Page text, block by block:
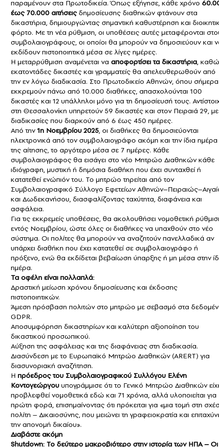
παραμένουν στα Πρωτοδικεία. Όπως εξήγησε, κάθε χρόνο
έως 70.000 αιτήσειςδημοσίευσης διαθηκών φτάνουν στα
δικαστήρια, δημιουργώντας σημαντική καθυστέρηση και
φόρτο. Με τη νέα ρύθμιση, οι υποθέσεις αυτές μεταφέρονται
συμβολαιογράφους, οι οποίοι θα μπορούν να δημοσιεύουν και
εκδίδουν πιστοποιητικά μέσα σε λίγες ημέρες.
Η μεταρρύθμιση αναμένεται να αποφορτίσει τα δικαστήρια,
εκατοντάδες δικαστές και γραμματείς θα απελευθερωθούν από
την εν λόγω διαδικασία. Στο Πρωτοδικείο Αθηνών, όπου σήμερα
εκκρεμούν πάνω από 10.000 διαθήκες, απασχολούνται 100
δικαστές και 12 υπάλληλοι μόνο για τη δημοσίευσή τους.
στη Θεσσαλονίκη υπηρετούν 59 δικαστές και στον Πειραιά 29, με
διαδικασίες που διαρκούν από 6 έως 450 ημέρες.
Από την1η Νοεμβρίου 2025, οι διαθήκες θα δημοσιεύονται
ηλεκτρονικά από τον συμβολαιογράφο ακόμη και την ίδια ημέρα
της αίτησης, το αργότερο μέσα σε 7 ημέρες. Κάθε
συμβολαιογράφος θα εισάγει στο νέο Μητρώο Διαθηκών κάθε
ιδιόγραφη, μυστική ή δημόσια διαθήκη που έχει συνταχθεί ή
κατατεθεί ενώπιόν του. Το μητρώο τηρείται από τον
Συμβολαιογραφικό Σύλλογο Εφετείων
και Δωδεκανήσου, διασφαλίζοντας ταχύτητα, διαφάνεια και
ασφάλεια.
Για τις εκκρεμείς υποθέσεις, θα ακολουθήσει νομοθετική
εντός Νοεμβρίου, ώστε όλες οι διαθήκες να υπαχθούν στο νέο
σύστημα. Οι πολίτες θα μπορούν να αναζητούν πανελλαδικά αν
υπάρχει διαθήκη που έχει κατατεθεί σε συμβολαιογράφο ή
πρόξενο, ενώ θα εκδίδεται βεβαίωση ύπαρξης ή μη μέσα στην
ημέρα.
Τα οφέλη είναι πολλαπλά:
Δραστική μείωση χρόνου δημοσίευσης και έκδοσης
πιστοποιητικών.
Άμεση πρόσβαση πολιτών στο μητρώο με σεβασμό στα
GDPR.
Αποσυμφόρηση δικαστηρίων και καλύτερη αξιοποίηση του
δικαστικού προσωπικού.
Αύξηση της ασφάλειας και της διαφάνειας στη διαδικασία.
Διασύνδεση με το Ευρωπαϊκό Μητρώο Διαθηκών (ARERT) για
διασυνοριακή αναζήτηση.
Η πρόεδρος του Συμβολαιογραφικού Συλλόγου Ελένη
Κοντογεώργου υπογράμμισε ότι το Γενικό Μητρώο Διαθηκών
προβλεφθεί νομοθετικά εδώ και 71 χρόνια, αλλά υλοποιείται για
πρώτη φορά, επισημαίνοντας ότι πρόκειται για «μια τομή στη
πολίτη – Δικαιοσύνης, που μειώνει τη γραφειοκρατία και
την απονομή δικαίου».
Διαβάστε ακόμη
Shutdown: Το δεύτερο μακροβιότερο στην ιστορία των ΗΠΑ – Οι